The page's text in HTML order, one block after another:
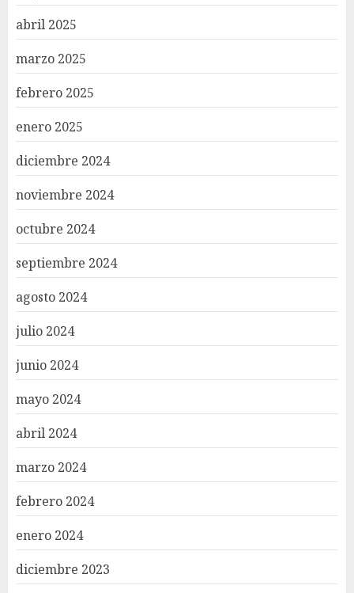
abril 2025
marzo 2025
febrero 2025
enero 2025
diciembre 2024
noviembre 2024
octubre 2024
septiembre 2024
agosto 2024
julio 2024
junio 2024
mayo 2024
abril 2024
marzo 2024
febrero 2024
enero 2024
diciembre 2023